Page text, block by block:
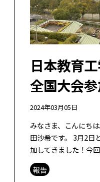
日本教育
全国大会
2024年03月05日
みなさま、こんにち
田沙希です。 3月2日
加してきました！今
います。 博多駅から
本駅で降車。さらに
報告